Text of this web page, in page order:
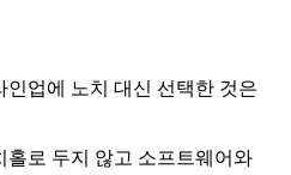
업에 노치 대신 선택한 것은
홀로 두지 않고 소프트웨어와